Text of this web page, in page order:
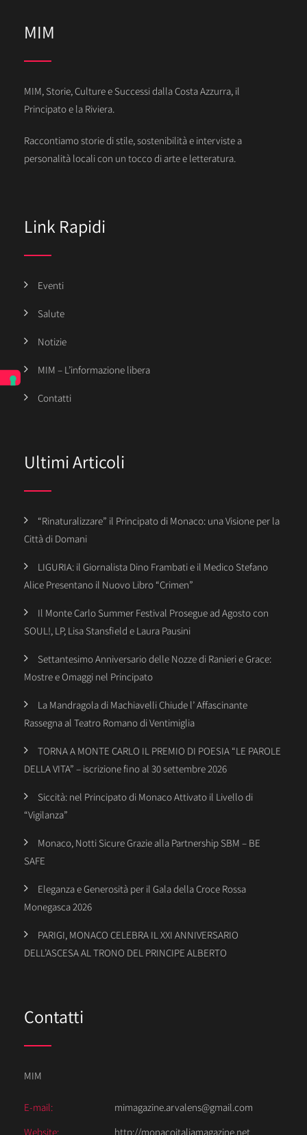
MIM
MIM, Storie, Culture e Successi dalla Costa Azzurra, il
Principato e la Riviera.
Raccontiamo storie di stile, sostenibilità e interviste a
personalità locali con un tocco di arte e letteratura.
Link Rapidi
Eventi
Salute
Notizie
MIM – L’informazione libera
Contatti
Ultimi Articoli
“Rinaturalizzare” il Principato di Monaco: una Visione per la
Città di Domani
LIGURIA: il Giornalista Dino Frambati e il Medico Stefano
Alice Presentano il Nuovo Libro “Crimen”
Il Monte Carlo Summer Festival Prosegue ad Agosto con
SOUL!, LP, Lisa Stansfield e Laura Pausini
Settantesimo Anniversario delle Nozze di Ranieri e Grace:
Mostre e Omaggi nel Principato
La Mandragola di Machiavelli Chiude l’ Affascinante
Rassegna al Teatro Romano di Ventimiglia
TORNA A MONTE CARLO IL PREMIO DI POESIA “LE PAROLE
DELLA VITA” – iscrizione fino al 30 settembre 2026
Siccità: nel Principato di Monaco Attivato il Livello di
“Vigilanza”
Monaco, Notti Sicure Grazie alla Partnership SBM – BE
SAFE
Eleganza e Generosità per il Gala della Croce Rossa
Monegasca 2026
PARIGI, MONACO CELEBRA IL XXI ANNIVERSARIO
DELL’ASCESA AL TRONO DEL PRINCIPE ALBERTO
Contatti
MIM
E-mail:
mimagazine.arvalens@gmail.com
Website:
http://monacoitaliamagazine.net